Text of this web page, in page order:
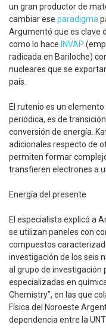
un gran productor de
cambiar ese paradigma
Argumentó que es clave
como lo hace INVAP
radicada en Bariloche)
nucleares que se
país.
El rutenio es un
periódica, es de
conversión de energía.
adicionales respecto de
permiten formar
transfieren electrones a
Energía del presente
El especialista explicó a
se utilizan paneles con
compuestos
investigación de los seis
al grupo de investigación
especializadas en
Chemistry”, en las que
Física del Noroeste
dependencia entre la